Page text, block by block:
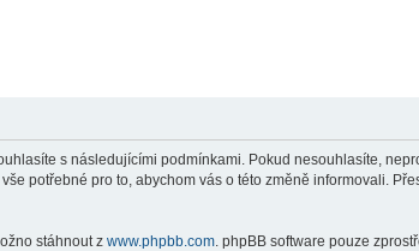
s následujícími podmínkami. Pokud nesouhlasíte,
potřebné pro to, abychom vás o této změně informovali.
stáhnout z www.phpbb.com . phpBB software pouze